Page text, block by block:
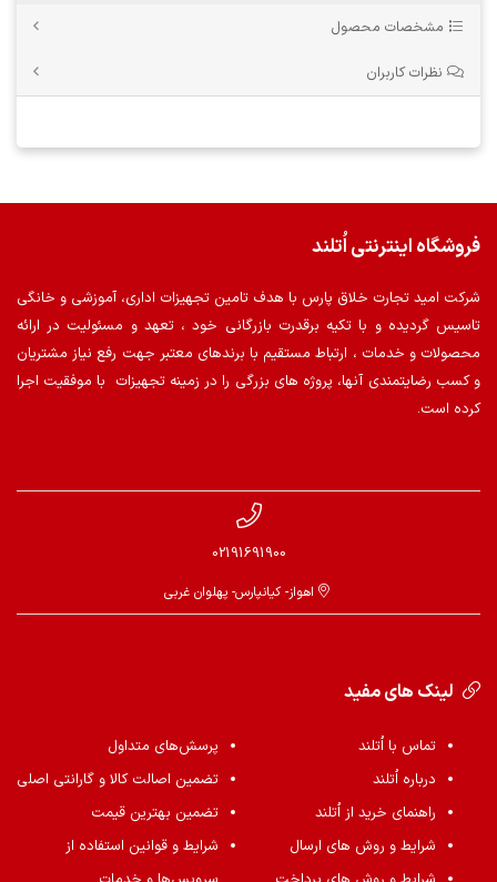
مشخصات محصول
نظرات کاربران
فروشگاه اینترنتی اُتلند
شرکت امید تجارت خلاق پارس با هدف تامین تجهیزات اداری، آموزشی و خانگی
تاسیس گردیده و با تکیه برقدرت بازرگانی خود ، تعهد و مسئولیت در ارائه
محصولات و خدمات ، ارتباط مستقیم با برندهای معتبر جهت رفع نیاز مشتریان
و کسب رضایتمندی آنها، پروژه های بزرگی را در زمینه تجهیزات با موفقیت اجرا
کرده است.
02191691900
اهواز- کیانپارس- پهلوان غربی
لینک های مفید
تماس با اُتلند
درباره اُتلند
راهنمای خرید از اُتلند
شرایط و روش های ارسال
پرسش‌های متداول
تضمین اصالت کالا و گارانتی اصلی
تضمین بهترین قیمت
شرایط و قوانین استفاده از